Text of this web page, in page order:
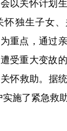
关怀计划生
怀独生子女
重点，通过
受重大变故
怀救助。据
实施了紧急救